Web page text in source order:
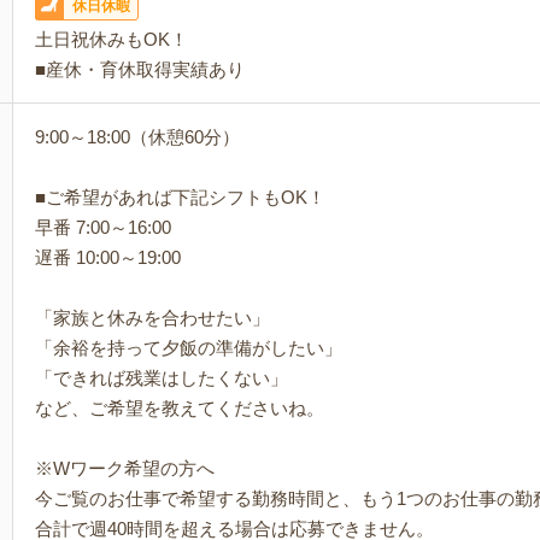
休日休暇
土日祝休みもOK！
■産休・育休取得実績あり
9:00～18:00（休憩60分）
■ご希望があれば下記シフトもOK！
早番 7:00～16:00
遅番 10:00～19:00
「家族と休みを合わせたい」
「余裕を持って夕飯の準備がしたい」
「できれば残業はしたくない」
など、ご希望を教えてくださいね。
※Wワーク希望の方へ
今ご覧のお仕事で希望する勤務時間と、もう1つのお仕事の勤
合計で週40時間を超える場合は応募できません。